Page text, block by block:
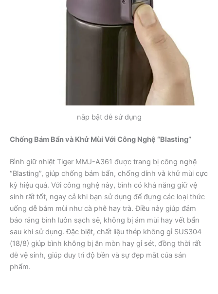
nắp bật dễ sử dụng
Chống Bám Bẩn và Khử Mùi Với Công Nghệ “Blasting”
Bình giữ nhiệt Tiger MMJ-A361 được trang bị công nghệ
“Blasting”, giúp chống bám bẩn, chống dính và khử mùi cực
kỳ hiệu quả. Với công nghệ này, bình có khả năng giữ vệ
sinh rất tốt, ngay cả khi bạn sử dụng để đựng các loại thức
uống dễ bám mùi như cà phê hay trà. Điều này giúp đảm
bảo rằng bình luôn sạch sẽ, không bị ám mùi hay vết bẩn
sau khi sử dụng. Đặc biệt, chất liệu thép không gỉ SUS304
(18/8) giúp bình không bị ăn mòn hay gỉ sét, đồng thời rất
dễ vệ sinh, giúp duy trì độ bền và sự đẹp mắt của sản
phẩm.